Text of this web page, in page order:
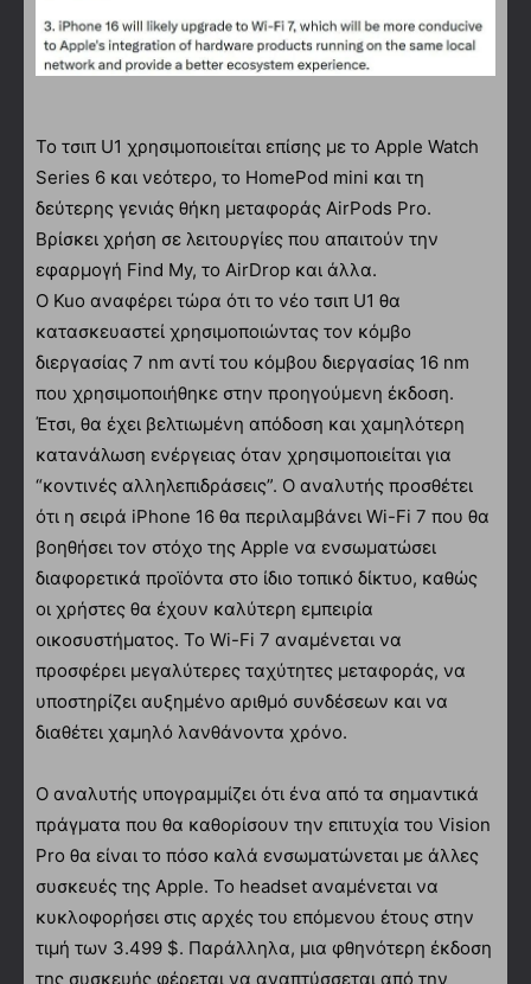
Το τσιπ U1 χρησιμοποιείται επίσης με το Apple Watch
Series 6 και νεότερο, το HomePod mini και τη
δεύτερης γενιάς θήκη μεταφοράς AirPods Pro.
Βρίσκει χρήση σε λειτουργίες που απαιτούν την
εφαρμογή Find My, το AirDrop και άλλα.
Ο Kuo αναφέρει τώρα ότι το νέο τσιπ U1 θα
κατασκευαστεί χρησιμοποιώντας τον κόμβο
διεργασίας 7 nm αντί του κόμβου διεργασίας 16 nm
που χρησιμοποιήθηκε στην προηγούμενη έκδοση.
Έτσι, θα έχει βελτιωμένη απόδοση και χαμηλότερη
κατανάλωση ενέργειας όταν χρησιμοποιείται για
“κοντινές αλληλεπιδράσεις”. Ο αναλυτής προσθέτει
ότι η σειρά iPhone 16 θα περιλαμβάνει Wi-Fi 7 που θα
βοηθήσει τον στόχο της Apple να ενσωματώσει
διαφορετικά προϊόντα στο ίδιο τοπικό δίκτυο, καθώς
οι χρήστες θα έχουν καλύτερη εμπειρία
οικοσυστήματος. Το Wi-Fi 7 αναμένεται να
προσφέρει μεγαλύτερες ταχύτητες μεταφοράς, να
υποστηρίζει αυξημένο αριθμό συνδέσεων και να
διαθέτει χαμηλό λανθάνοντα χρόνο.
Ο αναλυτής υπογραμμίζει ότι ένα από τα σημαντικά
πράγματα που θα καθορίσουν την επιτυχία του Vision
Pro θα είναι το πόσο καλά ενσωματώνεται με άλλες
συσκευές της Apple. Το headset αναμένεται να
κυκλοφορήσει στις αρχές του επόμενου έτους στην
τιμή των 3.499 $. Παράλληλα, μια φθηνότερη έκδοση
της συσκευής φέρεται να αναπτύσσεται από την